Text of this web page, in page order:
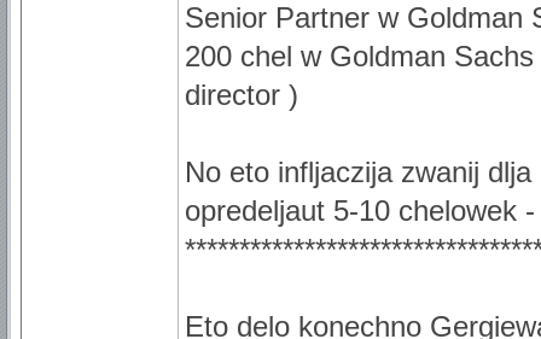
Senior Partner w Goldman
200 chel w Goldman
director )
No eto infljaczija zwanij
opredeljaut 5-10 chelowek
Eto delo konechno